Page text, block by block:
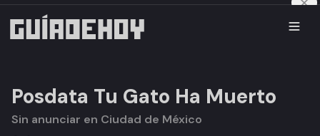
Posdata Tu Gato Ha Muerto
Sin anunciar en Ciudad de México